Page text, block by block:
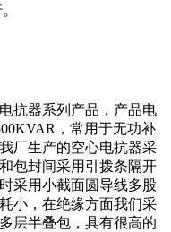
抗器系列产品，产品电
，常用于无功补
厂生产的空心电抗器采
包封间采用引拨条隔开
采用小截面圆导线多股
小，在绝缘方面我们采
层半叠包，具有很高的